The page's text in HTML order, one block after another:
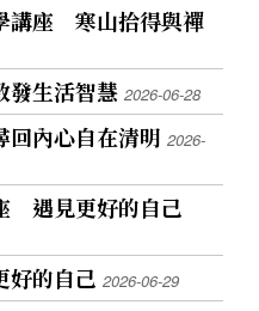
講座 寒山拾得與禪
發生活智慧2026-06-28
內心自在清明2026-
遇見更好的自己
好的自己2026-06-29